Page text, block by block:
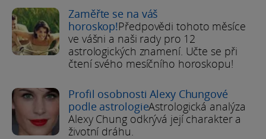
Zaměřte se na váš
horoskop!Předpovědi tohoto měsíce
ve vášni a naši rady pro 12
astrologických znamení. Učte se při
čtení svého mesíčního horoskopu!
Profil osobnosti Alexy Chungové
podle astrologieAstrologická analýza
Alexy Chung odkrývá její charakter a
životní dráhu.